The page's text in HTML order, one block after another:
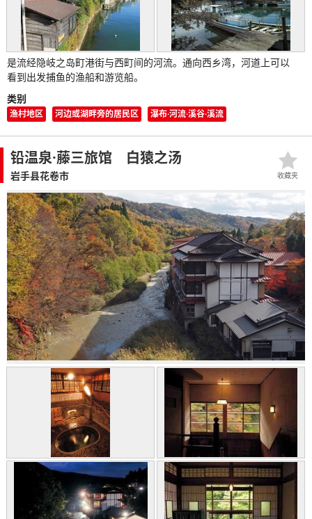
是流经隐岐之岛町港街与西町间的河流。通向西乡湾，河道上可以
看到出发捕鱼的渔船和游览船。
类别
渔村地区 河边或湖畔旁的居民区 瀑布·河流·溪谷·溪流
铅温泉·藤三旅馆 白猿之汤
岩手县花卷市 收藏夹